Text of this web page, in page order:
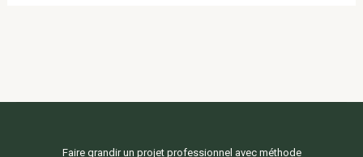
Faire grandir un projet professionnel avec méthode